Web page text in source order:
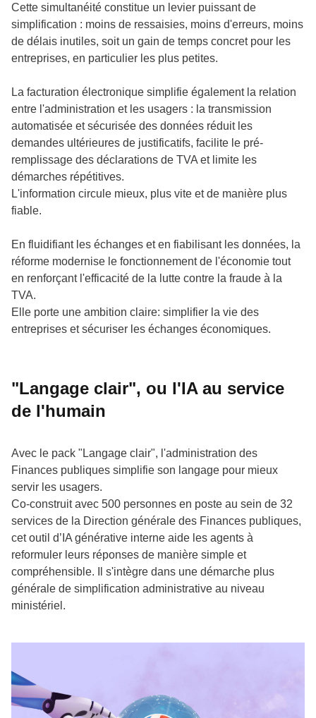
Cette simultanéité constitue un levier puissant de
simplification : moins de ressaisies, moins d'erreurs, moins
de délais inutiles, soit un gain de temps concret pour les
entreprises, en particulier les plus petites.
La facturation électronique simplifie également la relation
entre l'administration et les usagers : la transmission
automatisée et sécurisée des données réduit les
demandes ultérieures de justificatifs, facilite le pré-
remplissage des déclarations de TVA et limite les
démarches répétitives.
L'information circule mieux, plus vite et de manière plus
fiable.
En fluidifiant les échanges et en fiabilisant les données, la
réforme modernise le fonctionnement de l'économie tout
en renforçant l'efficacité de la lutte contre la fraude à la
TVA.
Elle porte une ambition claire: simplifier la vie des
entreprises et sécuriser les échanges économiques.
"Langage clair", ou l'IA au service
de l'humain
Avec le pack "Langage clair", l'administration des
Finances publiques simplifie son langage pour mieux
servir les usagers.
Co-construit avec 500 personnes en poste au sein de 32
services de la Direction générale des Finances publiques,
cet outil d’IA générative interne aide les agents à
reformuler leurs réponses de manière simple et
compréhensible. Il s'intègre dans une démarche plus
générale de simplification administrative au niveau
ministériel.